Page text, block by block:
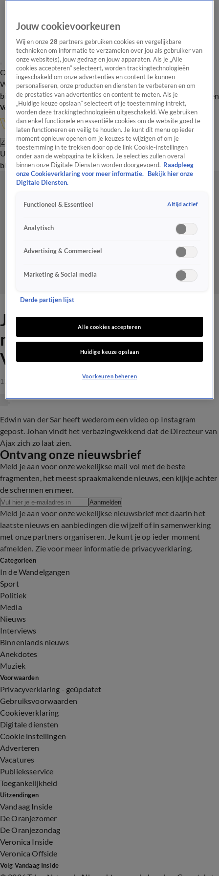
Overzicht Onze programma's Uitzendingen Onze gezichten
In de
WandelgangenInterviewsUitzending
bijwonenPodcastShopVeelgestelde vragenKijkersvraag insturen
Volg Vandaag Inside
Zoeken
UitzendingenVandaag InsideDe OranjezomerShopUitzending
bijwonen
Johan kijkt vol verbazing
naar bijzondere video van
Van der Sar
17 sep 2021, 23:17
Edwin van der Sar heeft wederom een video op Instagram
gepost. Johan vindt het verbazingwekkend dat de Directeur van
Ajax zich zo laat zien.
Ontvang onze nieuwsbrief
Meld je aan voor onze wekelijkse mail vol met de beste
fragmenten, het meest spraakmakende nieuws, een kijkje achter
de schermen en meer.
Aanmelden
Meld je aan voor onze wekelijkse nieuwsbrief met daarin het
laatste nieuws en aanbiedingen die wijzelf of in samenwerking
met onze partners organiseren. Je kunt je op ieder moment
afmelden. Zie voor meer informatie de privacyverklaring.
Categorieën
In de Wandelgangen
Sport
Politiek
Media
Nieuws
Interviews
Binnenlands nieuws
Anekdotes
Muziek
Voorwaarden
Privacyverklaring - geüpdatet
Gebruiksvoorwaarden
Cookieverklaring
Digitale diensten
Cookie instellingen
Adverteren
Vacatures
Publieksservice
Toegankelijkheid
Uitzendingen
Vandaag Inside
De Oranjezomer
De Oranjezondag
Veronica Inside
Veronica Offside
Volg Vandaag Inside
Jouw cookievoorkeuren
Wij en onze28 partners gebruiken cookies en vergelijkbare
technieken om informatie te verzamelen over jou als gebruiker van
onze website(s), jouw gedrag en jouw apparaten. Als je „Alle
cookies accepteren” selecteert, worden trackingtechnologieën
ingeschakeld om onze advertenties en content te kunnen
personaliseren, onze producten en diensten te verbeteren en om
de prestaties van advertenties en content te meten. Als je
„Huidige keuze opslaan” selecteert of je toestemming intrekt,
worden deze trackingtechnologieën uitgeschakeld. We gebruiken
dan enkel functionele en essentiële cookies om de website goed te
laten functioneren en veilig te houden. Je kunt dit menu op ieder
moment opnieuw openen om je keuzes te wijzigen of om je
toestemming in te trekken door op de link Cookie-instellingen
onder aan de webpagina te klikken. Je selecties zullen overal
binnen onze Digitale Diensten worden doorgevoerd. Raadpleeg
onze Cookieverklaring voor meer informatie.
Bekijk hier onze
Digitale Diensten.
Functioneel & Essentieel Altijd actief
Analytisch
Advertising & Commercieel
Marketing & Social media
Derde partijen lijst
Alle cookies accepteren
Huidige keuze opslaan
Voorkeuren beheren